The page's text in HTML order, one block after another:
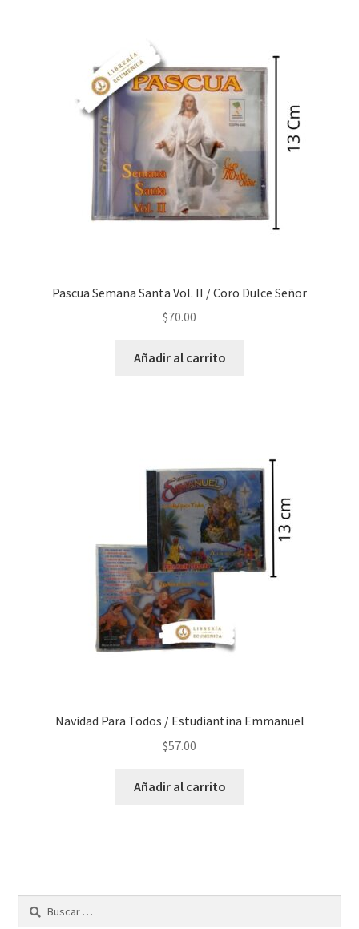
Pascua Semana Santa Vol. II / Coro Dulce Señor
$70.00
Añadir al carrito
Navidad Para Todos / Estudiantina Emmanuel
$57.00
Añadir al carrito
Buscar: